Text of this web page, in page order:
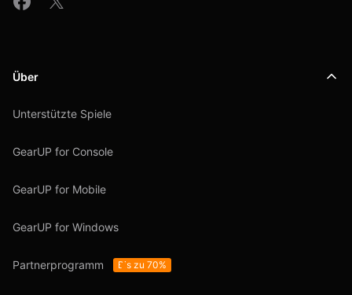
Über
Unterstützte Spiele
GearUP for Console
GearUP for Mobile
GearUP for Windows
Partnerprogramm Bis zu 70%